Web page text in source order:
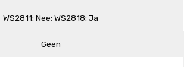
WS2811: Nee; WS2818: Ja
Geen